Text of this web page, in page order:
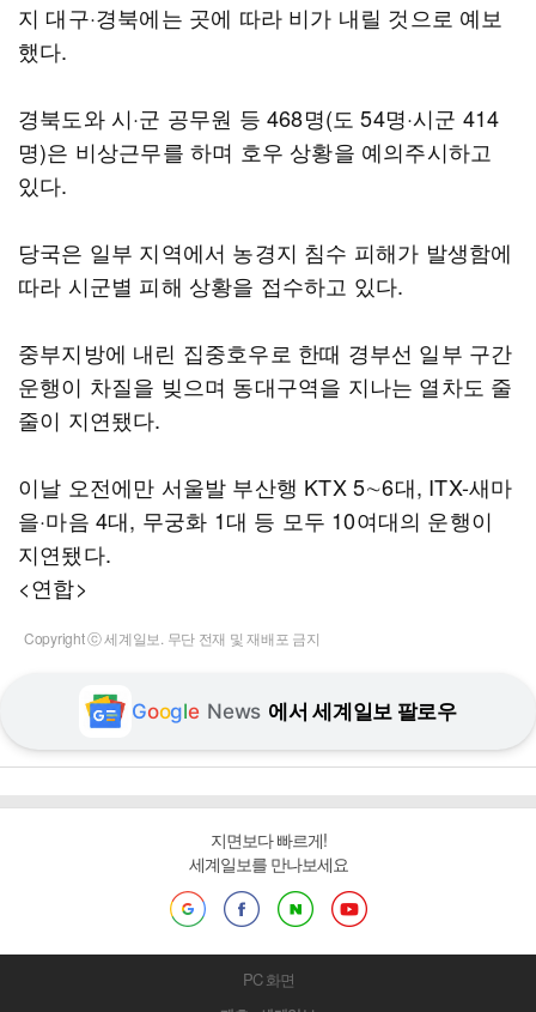
지 대구·경북에는 곳에 따라 비가 내릴 것으로 예보
했다.
경북도와 시·군 공무원 등 468명(도 54명·시군 414
명)은 비상근무를 하며 호우 상황을 예의주시하고
있다.
당국은 일부 지역에서 농경지 침수 피해가 발생함에
따라 시군별 피해 상황을 접수하고 있다.
중부지방에 내린 집중호우로 한때 경부선 일부 구간
운행이 차질을 빚으며 동대구역을 지나는 열차도 줄
줄이 지연됐다.
이날 오전에만 서울발 부산행 KTX 5∼6대, ITX-새마
을·마음 4대, 무궁화 1대 등 모두 10여대의 운행이
지연됐다.
<연합>
Copyright ⓒ 세계일보. 무단 전재 및 재배포 금지
Google News 에서 세계일보 팔로우
지면보다 빠르게!
세계일보를 만나보세요
PC 화면